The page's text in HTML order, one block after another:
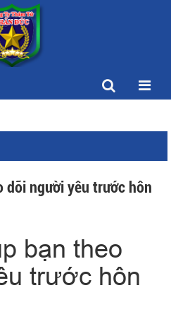
dõi người yêu trước hôn
bạn theo
trước hôn